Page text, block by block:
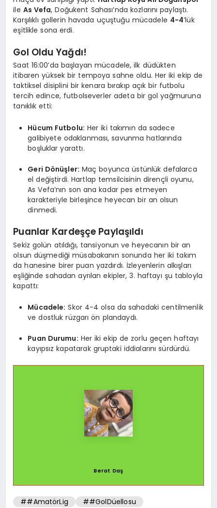
ile As Vefa, Doğukent Sahası’nda kozlarını paylaştı.
Karşılıklı gollerin havada uçuştuğu mücadele 4-4’lük
eşitlikle sona erdi.
Gol Oldu Yağdı!
Saat 16:00’da başlayan mücadele, ilk düdükten
itibaren yüksek bir tempoya sahne oldu. Her iki ekip de
taktiksel disiplini bir kenara bırakıp açık bir futbolu
tercih edince, futbolseverler adeta bir gol yağmuruna
tanıklık etti:
Hücum Futbolu: Her iki takımın da sadece
galibiyete odaklanması, savunma hatlarında
boşluklar yarattı.
Geri Dönüşler: Maç boyunca üstünlük defalarca
el değiştirdi. Hartlap temsilcisinin dirençli oyunu,
As Vefa’nın son ana kadar pes etmeyen
karakteriyle birleşince heyecan bir an olsun
dinmedi.
Puanlar Kardeşçe Paylaşıldı
Sekiz golün atıldığı, tansiyonun ve heyecanın bir an
olsun düşmediği müsabakanın sonunda her iki takım
da hanesine birer puan yazdırdı. İzleyenlerin alkışları
eşliğinde sahadan ayrılan ekipler, 3. haftayı şu tabloyla
kapattı:
Mücadele: Skor 4-4 olsa da sahadaki centilmenlik
ve dostluk rüzgarı ön plandaydı.
Puan Durumu: Her iki ekip de zorlu geçen haftayı
kayıpsız kapatarak gruptaki iddialarını sürdürdü.
Berat Daş
##AmatörLig ##GolDüellosu